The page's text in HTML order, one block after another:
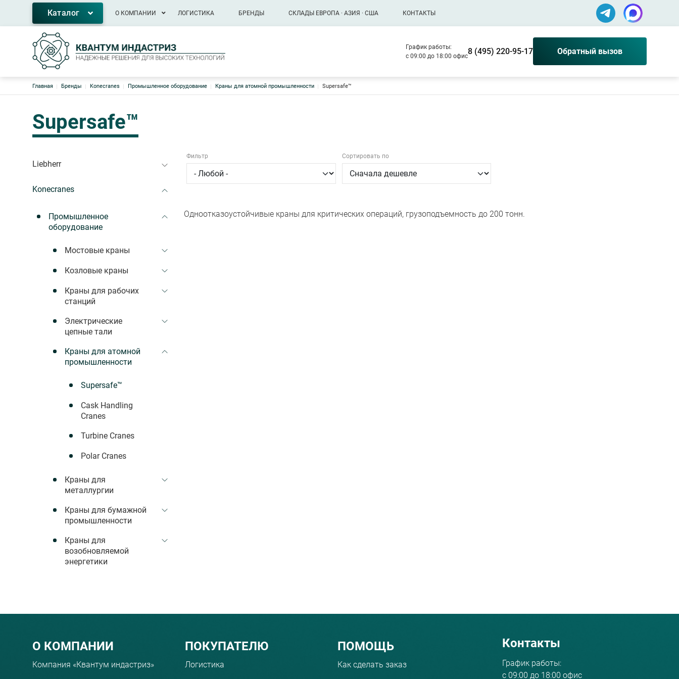
Основная навигация
Каталог О КОМПАНИИ ЛОГИСТИКА БРЕНДЫ СКЛАДЫ ЕВРОПА · АЗИЯ · США КОНТАКТЫ
График работы:
с 09:00 до 18:00 офис8 (495) 220-95-17 Обратный вызов
Строка навигации
Главная Бренды Konecranes Промышленное оборудование Краны для атомной промышленности Supersafe™
Supersafe™
Liebherr
Konecranes
Промышленное
оборудование
Мостовые краны
Козловые краны
Краны для рабочих
станций
Электрические
цепные тали
Краны для атомной
промышленности
Supersafe™
Cask Handling
Cranes
Turbine Cranes
Polar Cranes
Краны для
металлургии
Краны для бумажной
промышленности
Краны для
возобновляемой
энергетики
Фильтр Сортировать по
Одноотказоустойчивые краны для критических операций, грузоподъемность до 200 тонн.
Menu footer
О КОМПАНИИ
Компания «Квантум индастриз»
ПОКУПАТЕЛЮ
Логистика
ПОМОЩЬ
Как сделать заказ
Контакты
График работы:
с 09:00 до 18:00 офис